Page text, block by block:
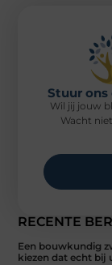
RECENTE
Een bouwkundig
kiezen dat echt bij
Stuur ons
Wil jij jouw
Wacht